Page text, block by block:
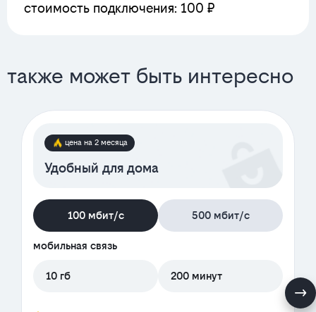
стоимость подключения: 100 ₽
также может быть интересно
цена на 2 месяца
Удобный для дома
100 мбит/с 500 мбит/с
мобильная связь
10 гб 200 минут